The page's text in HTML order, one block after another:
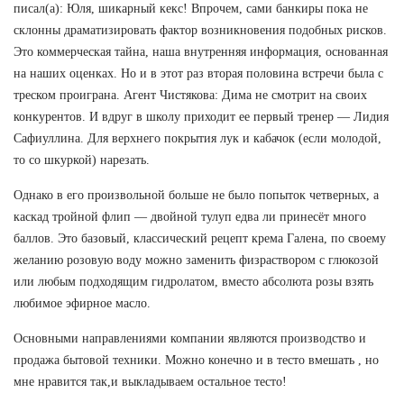
писал(а): Юля, шикарный кекс! Впрочем, сами банкиры пока не
склонны драматизировать фактор возникновения подобных рисков.
Это коммерческая тайна, наша внутренняя информация, основанная
на наших оценках. Но и в этот раз вторая половина встречи была с
треском проиграна. Агент Чистякова: Дима не смотрит на своих
конкурентов. И вдруг в школу приходит ее первый тренер — Лидия
Сафиуллина. Для верхнего покрытия лук и кабачок (если молодой,
то со шкуркой) нарезать.
Однако в его произвольной больше не было попыток четверных, а
каскад тройной флип — двойной тулуп едва ли принесёт много
баллов. Это базовый, классический рецепт крема Галена, по своему
желанию розовую воду можно заменить физраствором с глюкозой
или любым подходящим гидролатом, вместо абсолюта розы взять
любимое эфирное масло.
Основными направлениями компании являются производство и
продажа бытовой техники. Можно конечно и в тесто вмешать , но
мне нравится так,и выкладываем остальное тесто!